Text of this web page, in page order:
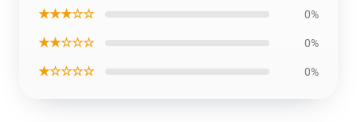
★★★☆☆ 0%
★★☆☆☆ 0%
★☆☆☆☆ 0%